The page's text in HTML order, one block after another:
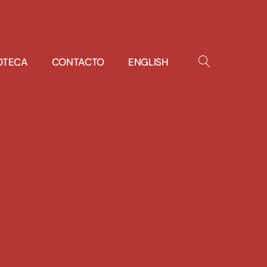
CONTACTO ENGLISH